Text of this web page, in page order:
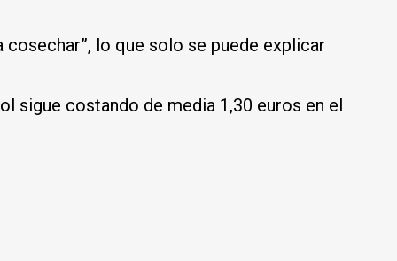
lo que solo se puede explicar
sigue costando de media 1,30 euros en el